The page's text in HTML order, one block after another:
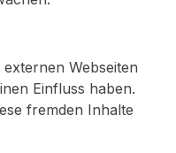
Webseiten
Einfluss haben.
fremden Inhalte